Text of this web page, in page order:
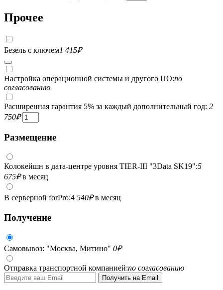
Прочее
Безель с ключем1 415₽
Настройка операционной системы и другого ПО:по
согласованию
Расширенная гарантия 5% за каждый дополнительный год: 2
750₽
Размещение
Колокейшн в дата-центре уровня TIER-III "3Data SK19":5
675₽в месяц
В серверной forPro:4 540₽в месяц
Получение
Самовывоз: "Москва, Митино" 0₽
Отправка транспортной компанией:по согласованию